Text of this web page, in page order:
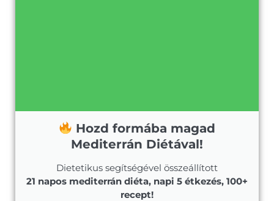
Hozd formába magad
Mediterrán Diétával!
Dietetikus segítségével összeállított
21 napos mediterrán diéta, napi 5 étkezés, 100+
recept!